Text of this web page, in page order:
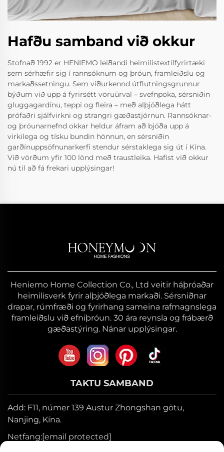
Hafðu samband við okkur
Stofnað 1992 er HENIEMO leiðandi heimilistextílfyrirtæki
sem sérhæfir sig í rannsóknum og þróun, framleiðslu og
markaðssetningu. Sem viðurkennd útflutningsgrunnur
býðum við upp á fyrirsétt vöruúrval – svefnpoka, sérsniðin
gluggagardínu, teppi og fleira – með alþjóðlega hátt
prófaðri sjálfvirkni og strangri gæðastjórnun. Rannsóknar-
og þróunarnefnd okkar heldur áfram að bjóða upp á
virkilega og tísku bundin hönnun, en sérsniðin
garðínuppsöfnunarkerfi stendur sérstaklega sig út í Kína.
Við vörðum yfir 100 lönd með traustleika. Hafist við okkur
nú til að fá frekari upplýsingar!
Heniemo Home Collection Co., Ltd veitir háþróaðar
heimilisverk fyrir alþjóðlega markaði. Sérsniðnar
drapar, rúmfræði og fyrirhang sameina rafmagnslega
framleiðslu við efniþróun. 30 ára reynsla og frábærð
gæðastýring. Nánar upplýsingar.
TAKTU SAMBAND
Add: F11, númer 139 Austur Zhongshan götu,
Nanjing, Kína.
Netfang:[email protected]